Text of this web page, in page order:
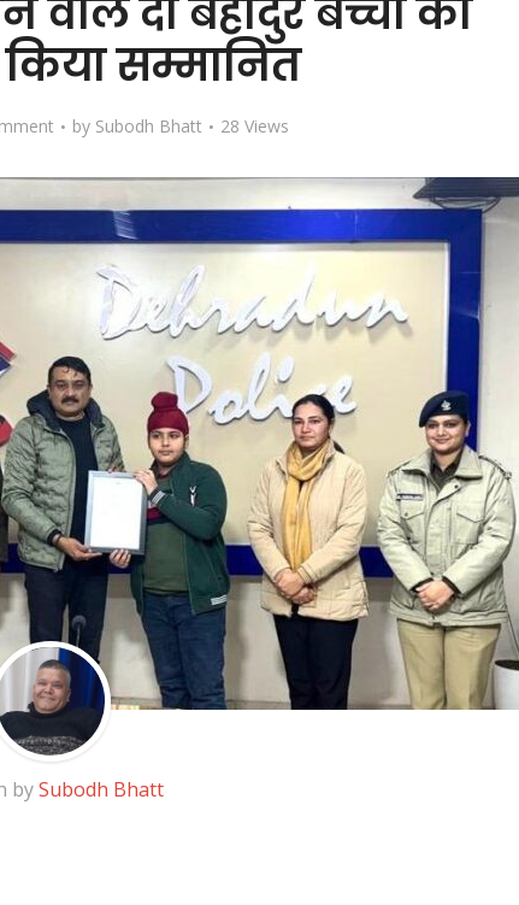
वाले दो बहादुर बच्चों को
सम्मानित
by Subodh Bhatt 28 Views
bySubodh Bhatt